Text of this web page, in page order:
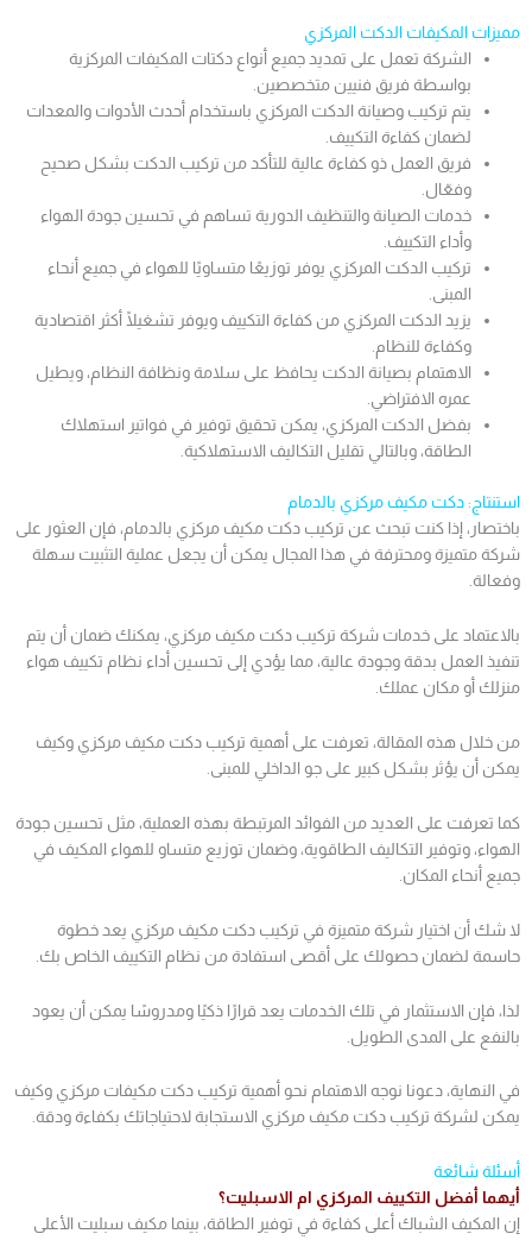
مميزات المكيفات الدكت المركزي
الشركة تعمل على تمديد جميع أنواع دكتات المكيفات المركزية
بواسطة فريق فنيين متخصصين.
يتم تركيب وصيانة الدكت المركزي باستخدام أحدث الأدوات والمعدات
لضمان كفاءة التكييف.
فريق العمل ذو كفاءة عالية للتأكد من تركيب الدكت بشكل صحيح
وفعّال.
خدمات الصيانة والتنظيف الدورية تساهم في تحسين جودة الهواء
وأداء التكييف.
تركيب الدكت المركزي يوفر توزيعًا متساويًا للهواء في جميع أنحاء
المبنى.
يزيد الدكت المركزي من كفاءة التكييف ويوفر تشغيلًا أكثر اقتصادية
وكفاءة للنظام.
الاهتمام بصيانة الدكت يحافظ على سلامة ونظافة النظام، ويطيل
عمره الافتراضي.
بفضل الدكت المركزي، يمكن تحقيق توفير في فواتير استهلاك
الطاقة، وبالتالي تقليل التكاليف الاستهلاكية.
استنتاج: دكت مكيف مركزي بالدمام
باختصار، إذا كنت تبحث عن تركيب دكت مكيف مركزي بالدمام، فإن العثور على
شركة متميزة ومحترفة في هذا المجال يمكن أن يجعل عملية التثبيت سهلة
وفعالة.
بالاعتماد على خدمات شركة تركيب دكت مكيف مركزي، يمكنك ضمان أن يتم
تنفيذ العمل بدقة وجودة عالية، مما يؤدي إلى تحسين أداء نظام تكييف هواء
منزلك أو مكان عملك.
من خلال هذه المقالة، تعرفت على أهمية تركيب دكت مكيف مركزي وكيف
يمكن أن يؤثر بشكل كبير على جو الداخلي للمبنى.
كما تعرفت على العديد من الفوائد المرتبطة بهذه العملية، مثل تحسين جودة
الهواء، وتوفير التكاليف الطاقوية، وضمان توزيع متساو للهواء المكيف في
جميع أنحاء المكان.
لا شك أن اختيار شركة متميزة في تركيب دكت مكيف مركزي يعد خطوة
حاسمة لضمان حصولك على أقصى استفادة من نظام التكييف الخاص بك.
لذا، فإن الاستثمار في تلك الخدمات يعد قرارًا ذكيًا ومدروسًا يمكن أن يعود
بالنفع على المدى الطويل.
في النهاية، دعونا نوجه الاهتمام نحو أهمية تركيب دكت مكيفات مركزي وكيف
يمكن لشركة تركيب دكت مكيف مركزي الاستجابة لاحتياجاتك بكفاءة ودقة.
أسئلة شائعة
أيهما أفضل التكييف المركزي ام الاسبليت؟
إن المكيف الشباك أعلى كفاءة في توفير الطاقة، بينما مكيف سبليت الأعلى